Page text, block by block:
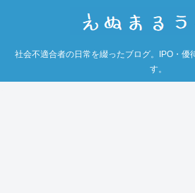
社会不適合者の日常を綴ったブログ。IPO・優
す。